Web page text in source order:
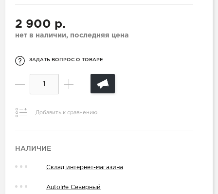
2 900 р.
нет в наличии, последняя цена
ЗАДАТЬ ВОПРОС О ТОВАРЕ
Добавить к сравнению
НАЛИЧИЕ
Склад интернет-магазина
Autolife Северный